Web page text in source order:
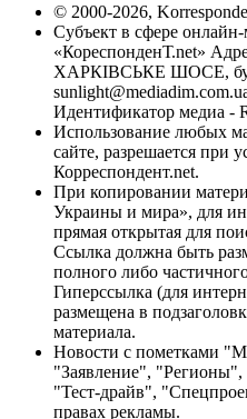
© 2000-2026,
Субъект в сфере
«КореспонденТ.net»
ХАРКІВСЬКЕ ШОСЕ,
Идентификатор медиа -
Использование любых
сайте, разрешается при
Корреспондент.net.
При копировании
Украины и мира», для
прямая открытая для
Ссылка должна быть
полного либо
Гиперссылка (для
размещена в
материала.
Новости с пометками
"Заявление",
"Тест-драйв",
правах рекламы.